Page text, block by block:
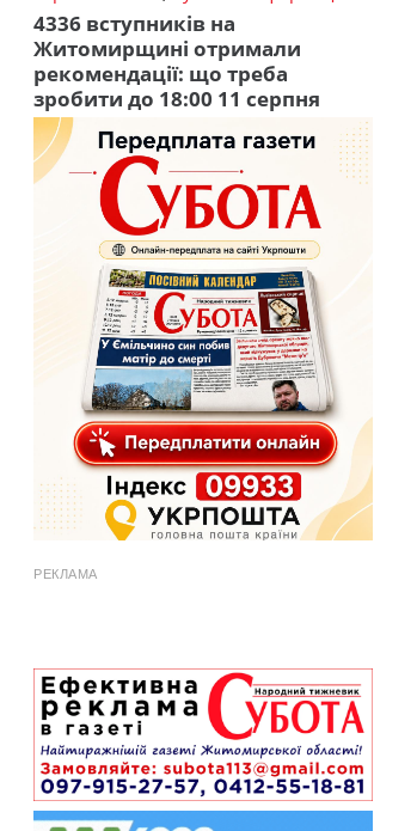
4336 вступників на
Житомирщині отримали
рекомендації: що треба
зробити до 18:00 11 серпня
РЕКЛАМА